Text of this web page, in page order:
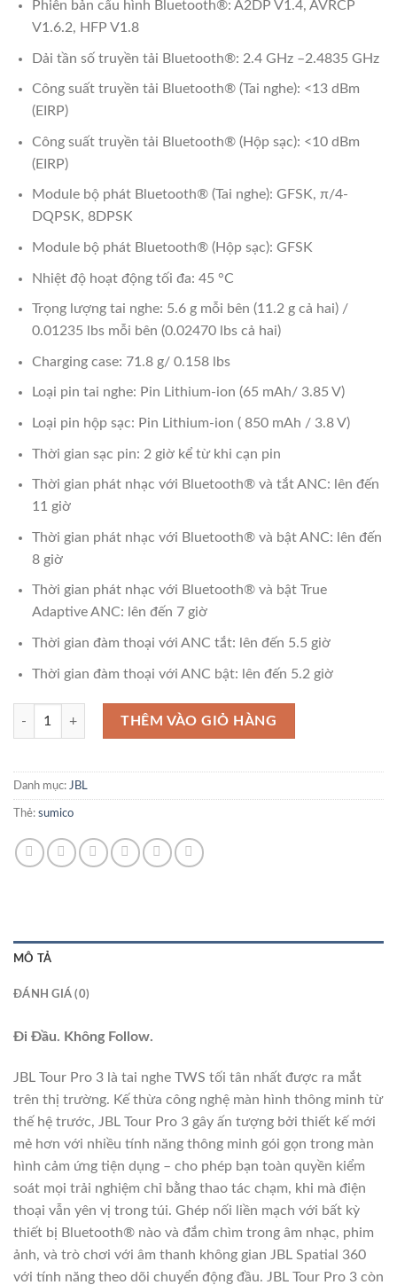
Phiên bản cấu hình Bluetooth®: A2DP V1.4, AVRCP
V1.6.2, HFP V1.8
Dải tần số truyền tải Bluetooth®: 2.4 GHz –2.4835 GHz
Công suất truyền tải Bluetooth® (Tai nghe): <13 dBm
(EIRP)
Công suất truyền tải Bluetooth® (Hộp sạc): <10 dBm
(EIRP)
Module bộ phát Bluetooth® (Tai nghe): GFSK, π/4-
DQPSK, 8DPSK
Module bộ phát Bluetooth® (Hộp sạc): GFSK
Nhiệt độ hoạt động tối đa: 45 °C
Trọng lượng tai nghe: 5.6 g mỗi bên (11.2 g cả hai) /
0.01235 lbs mỗi bên (0.02470 lbs cả hai)
Charging case: 71.8 g/ 0.158 lbs
Loại pin tai nghe: Pin Lithium-ion (65 mAh/ 3.85 V)
Loại pin hộp sạc: Pin Lithium-ion ( 850 mAh / 3.8 V)
Thời gian sạc pin: 2 giờ kể từ khi cạn pin
Thời gian phát nhạc với Bluetooth® và tắt ANC: lên đến
11 giờ
Thời gian phát nhạc với Bluetooth® và bật ANC: lên đến
8 giờ
Thời gian phát nhạc với Bluetooth® và bật True
Adaptive ANC: lên đến 7 giờ
Thời gian đàm thoại với ANC tắt: lên đến 5.5 giờ
Thời gian đàm thoại với ANC bật: lên đến 5.2 giờ
Tai nghe Bluetooth True Wireless JBL Tour Pro 3 số lượng
THÊM VÀO GIỎ HÀNG
Danh mục: JBL
Thẻ: sumico
MÔ TẢ
ĐÁNH GIÁ (0)
Đi Đầu. Không Follow.
JBL Tour Pro 3 là tai nghe TWS tối tân nhất được ra mắt
trên thị trường. Kế thừa công nghệ màn hình thông minh từ
thế hệ trước, JBL Tour Pro 3 gây ấn tượng bởi thiết kế mới
mẻ hơn với nhiều tính năng thông minh gói gọn trong màn
hình cảm ứng tiện dụng – cho phép bạn toàn quyền kiểm
soát mọi trải nghiệm chỉ bằng thao tác chạm, khi mà điện
thoại vẫn yên vị trong túi. Ghép nối liền mạch với bất kỳ
thiết bị Bluetooth® nào và đắm chìm trong âm nhạc, phim
ảnh, và trò chơi với âm thanh không gian JBL Spatial 360
với tính năng theo dõi chuyển động đầu. JBL Tour Pro 3 còn